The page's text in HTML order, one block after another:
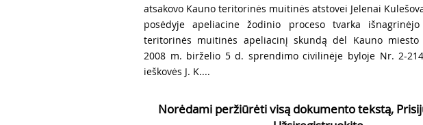
atsakovo Kauno teritorinės muitinės atstovei Jelenai
posėdyje apeliacine žodinio proceso tvarka
teritorinės muitinės apeliacinį skundą dėl Kauno miesto
2008 m. birželio 5 d. sprendimo civilinėje byloje Nr. 2-
ieškovės J. K....
Norėdami peržiūrėti visą dokumento tekstą,